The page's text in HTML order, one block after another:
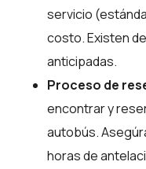
servicio
costo. Existen
anticipadas.
Proceso de
encontrar y
autobús.
horas de